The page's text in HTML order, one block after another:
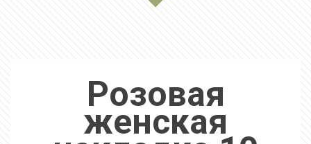
Розовая
женская